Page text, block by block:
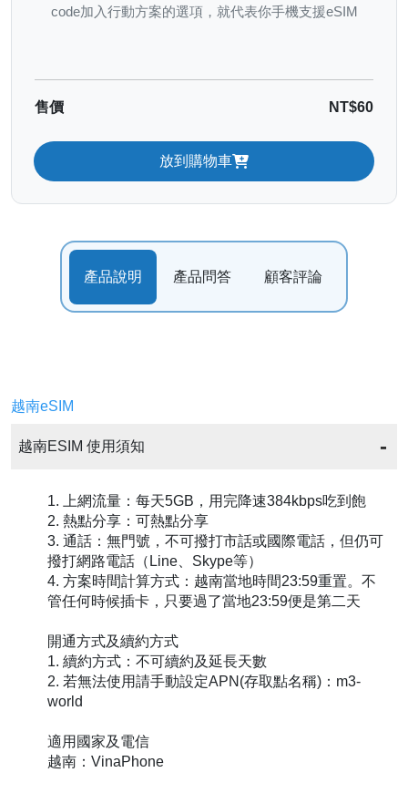
code加入行動方案的選項，就代表你手機支援eSIM
售價 NT$60
放到購物車
產品說明 產品問答 顧客評論
越南eSIM
越南ESIM 使用須知
1. 上網流量：每天5GB，用完降速384kbps吃到飽
2. 熱點分享：可熱點分享
3. 通話：無門號，不可撥打市話或國際電話，但仍可
撥打網路電話（Line、Skype等）
4. 方案時間計算方式：越南當地時間23:59重置。不
管任何時候插卡，只要過了當地23:59便是第二天
開通方式及續約方式
1. 續約方式：不可續約及延長天數
2. 若無法使用請手動設定APN(存取點名稱)：m3-
world
適用國家及電信
越南：VinaPhone